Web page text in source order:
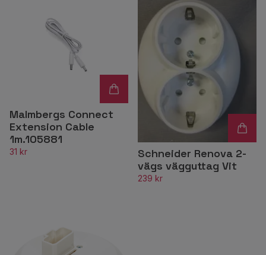
Malmbergs Connect
Extension Cable
1m.105881
31 kr
Schneider Renova 2-
vägs vägguttag Vit
239 kr